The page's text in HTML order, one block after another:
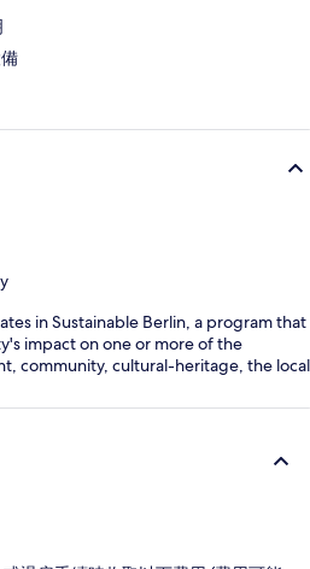
in Sustainable Berlin, a program that
impact on one or more of the
community, cultural-heritage, the local